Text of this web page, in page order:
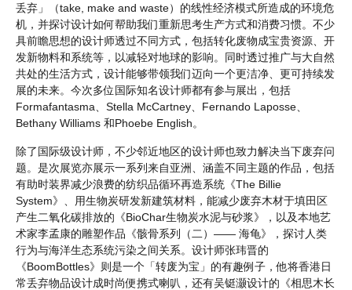
丢弃」（take, make and waste）的线性经济模式所造成的环境危
机，并探讨设计如何帮助我们重新思考生产方式和消费习惯。不少
具前瞻思想的设计师透过不同方式，包括转化废物成宝贵资源、开
发新物料和系统等，以减轻对地球的影响。同时透过推广与大自然
共处的生活方式，设计能够带领我们迈向一个更洁净、更可持续发
展的未来。今次多位国际知名设计师都有参与展出，包括
Formafantasma、Stella McCartney、Fernando Laposse、
Bethany Williams 和Phoebe English。
除了国际级设计师，不少邻近地区的设计师也致力解决当下废弃问
题。是次展览亦展示一系列来自亚洲、涵盖不同主题的作品，包括
有助时装界减少浪费的纺织品循环再造系统《The Billie
System》、用生物炭研发新建筑材料，能减少废弃木材于填田区
产生二氧化碳排放的《BioChar生物炭水泥与砂浆》，以及本地艺
术家李孟康的雕塑作品《骸骨系列（二）—— 海龟》，探讨人类
行为与海洋生态系统污染之间关系。设计师张玮晋的
《BoomBottles》则是一个「转废为宝」的有趣例子，他将香港日
常丢弃物品设计成时尚便携式喇叭，还有吴铤灏设计的《相思木长